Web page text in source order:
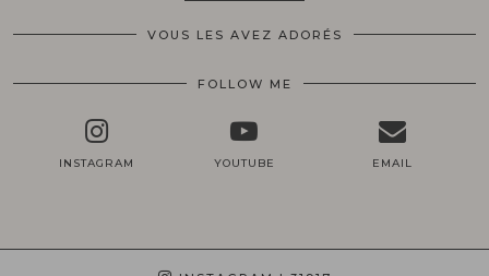
VOUS LES AVEZ ADORÉS
FOLLOW ME
INSTAGRAM YOUTUBE EMAIL